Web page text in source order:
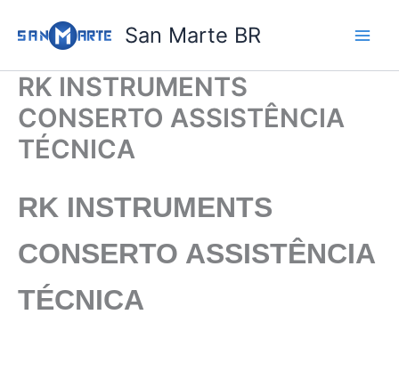
para
conteúdo
San Marte BR
RK INSTRUMENTS
CONSERTO ASSISTÊNCIA
TÉCNICA
RK INSTRUMENTS
CONSERTO ASSISTÊNCIA
TÉCNICA